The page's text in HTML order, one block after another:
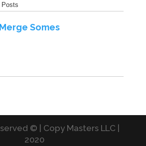
Posts
Merge Somes
© | Copy Masters LLC |
2020